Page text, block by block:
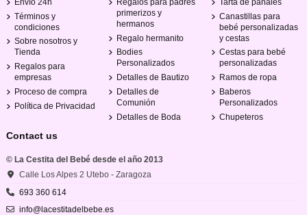
Envío 24h
Términos y
condiciones
Sobre nosotros y
Tienda
Regalos para
empresas
Proceso de compra
Política de Privacidad
Regalos para padres
primerizos y
hermanos
Regalo hermanito
Bodies
Personalizados
Detalles de Bautizo
Detalles de
Comunión
Detalles de Boda
Tarta de pañales
Canastillas para
bebé personalizadas
y cestas
Cestas para bebé
personalizadas
Ramos de ropa
Baberos
Personalizados
Chupeteros
Contact us
© La Cestita del Bebé desde el año 2013
Calle Los Alpes 2 Utebo - Zaragoza
693 360 614
info@lacestitadelbebe.es